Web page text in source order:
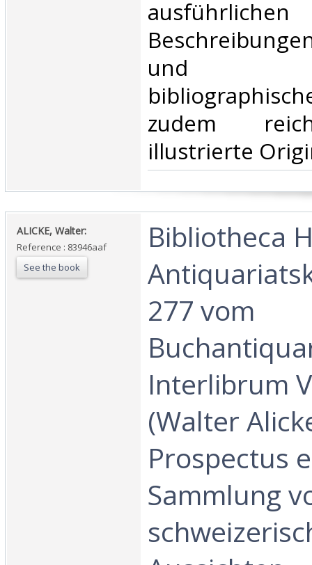
ausführlichen
und
zudem
illustrierte
‎ALICKE, Walter:‎
Reference : 83946aaf
See the book
‎Bibliotheca
277 vom
Interlibrum
(Walter
Prospectus
Sammlung